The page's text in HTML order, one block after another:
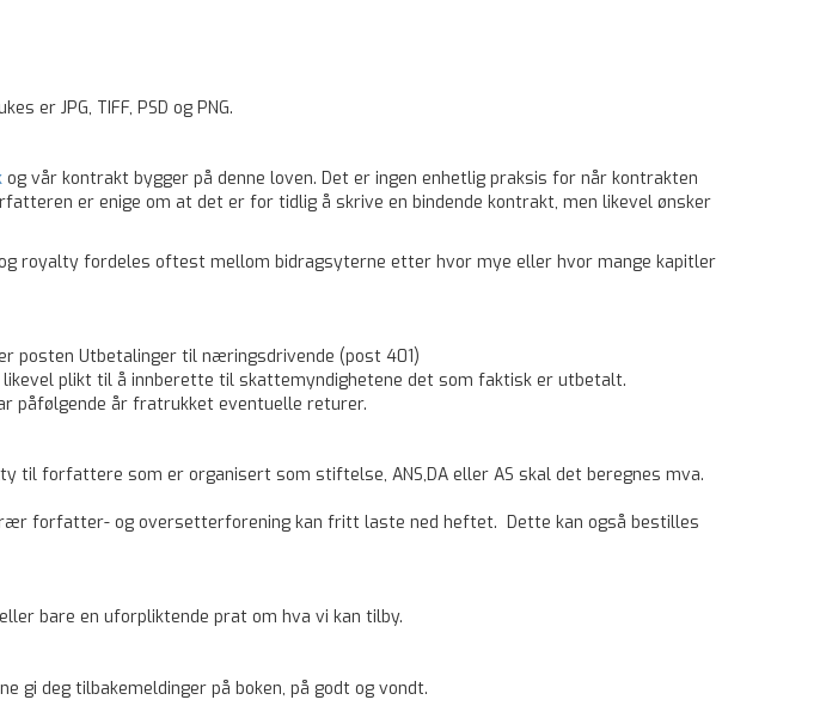
er JPG, TIFF, PSD og PNG.
og vår kontrakt bygger på denne loven. Det er ingen enhetlig praksis for når kontrakten
er enige om at det er for tidlig å skrive en bindende kontrakt, men likevel ønsker
royalty fordeles oftest mellom bidragsyterne etter hvor mye eller hvor mange kapitler
posten Utbetalinger til næringsdrivende (post 401)
plikt til å innberette til skattemyndighetene det som faktisk er utbetalt.
påfølgende år fratrukket eventuelle returer.
forfattere som er organisert som stiftelse, ANS,DA eller AS skal det beregnes mva.
forfatter- og oversetterforening kan fritt laste ned heftet. Dette kan også bestilles
bare en ­uforpliktende prat om hva vi kan tilby.
gi deg tilbakemeldinger på boken, på godt og vondt.